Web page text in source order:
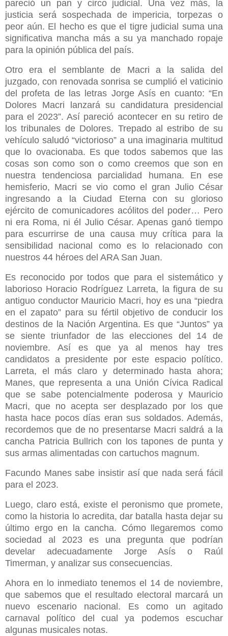
pareció un pan y circo judicial. Una vez más, la
justicia será sospechada de impericia, torpezas o
peor aún. El hecho es que el tigre judicial suma una
significativa mancha más a su ya manchado ropaje
para la opinión pública del país.
Otro era el semblante de Macri a la salida del
juzgado, con renovada sonrisa se cumplió el vaticinio
del profeta de las letras Jorge Asís en cuanto: “En
Dolores Macri lanzará su candidatura presidencial
para el 2023”. Así pareció acontecer en su retiro de
los tribunales de Dolores. Trepado al estribo de su
vehículo saludó “victorioso” a una imaginaria multitud
que lo ovacionaba. Es que todos sabemos que las
cosas son como son o como creemos que son en
nuestra tendenciosa parcialidad humana. En ese
hemisferio, Macri se vio como el gran Julio César
ingresando a la Ciudad Eterna con su glorioso
ejército de comunicadores acólitos del poder… Pero
ni era Roma, ni él Julio César. Apenas ganó tiempo
para escurrirse de una causa muy crítica para la
sensibilidad nacional como es lo relacionado con
nuestros 44 héroes del ARA San Juan.
Es reconocido por todos que para el sistemático y
laborioso Horacio Rodríguez Larreta, la figura de su
antiguo conductor Mauricio Macri, hoy es una “piedra
en el zapato” para su fértil objetivo de conducir los
destinos de la Nación Argentina. Es que “Juntos” ya
se siente triunfador de las elecciones del 14 de
noviembre. Así es que ya al menos hay tres
candidatos a presidente por este espacio político.
Larreta, el más claro y determinado hasta ahora;
Manes, que representa a una Unión Cívica Radical
que se sabe potencialmente poderosa y Mauricio
Macri, que no acepta ser desplazado por los que
hasta hace pocos días eran sus soldados. Además,
recordemos que de no presentarse Macri saldrá a la
cancha Patricia Bullrich con los tapones de punta y
sus armas alimentadas con cartuchos magnum.
Facundo Manes sabe insistir así que nada será fácil
para el 2023.
Luego, claro está, existe el peronismo que promete,
como la historia lo acredita, dar batalla hasta dejar su
último ergo en la cancha. Cómo llegaremos como
sociedad al 2023 es una pregunta que podrían
develar adecuadamente Jorge Asís o Raúl
Timerman, y analizar sus consecuencias.
Ahora en lo inmediato tenemos el 14 de noviembre,
que sabemos que el resultado electoral marcará un
nuevo escenario nacional. Es como un agitado
carnaval político del cual ya podemos escuchar
algunas musicales notas.